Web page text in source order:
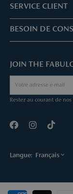
Boutiques & Services
Réservez votre
À Propos de Parfuma
SERVICE CLIENT
Service client &
Parfuma Chèque-
Sample Service
BESOIN DE
Envoyez une mail
Call us
JOIN THE
Restez au courant de
Langue: Français